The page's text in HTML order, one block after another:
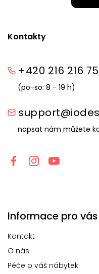
Kontakty
+420 216 216
(po-so: 8 - 19 h)
napsat nám můžete
Informace pro vás
Kontakt
O nás
Péče o váš nábytek